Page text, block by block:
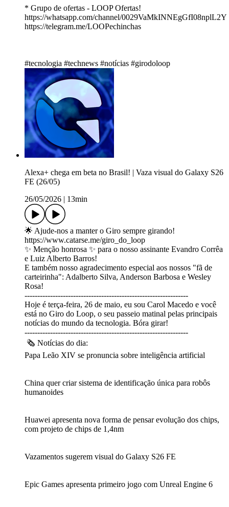
* Grupo de ofertas - LOOP Ofertas!
https://whatsapp.com/channel/0029VaMkINNEgGfI08nplL2Y
https://telegram.me/LOOPechinchas
#tecnologia #technews #notícias #girodoloop
Alexa+ chega em beta no Brasil! | Vaza visual do Galaxy S26
FE (26/05)
26/05/2026
13min
🌟 Ajude-nos a manter o Giro sempre girando!
https://www.catarse.me/giro_do_loop
✨ Menção honrosa ✨ para o nosso assinante Evandro Corrêa
e Luiz Alberto Barros!
E também nosso agradecimento especial aos nossos "fã de
carteirinha": Adalberto Silva, Anderson Barbosa e Wesley
Rosa!
----------------------------------------------------------------
Hoje é terça-feira, 26 de maio, eu sou Carol Macedo e você
está no Giro do Loop, o seu passeio matinal pelas principais
notícias do mundo da tecnologia. Bóra girar!
----------------------------------------------------------------
🗞 Notícias do dia:
Papa Leão XIV se pronuncia sobre inteligência artificial
China quer criar sistema de identificação única para robôs
humanoides
Huawei apresenta nova forma de pensar evolução dos chips,
com projeto de chips de 1,4nm
Vazamentos sugerem visual do Galaxy S26 FE
Epic Games apresenta primeiro jogo com Unreal Engine 6